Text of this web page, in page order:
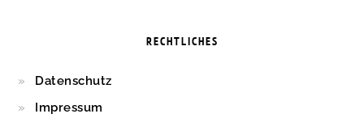
RECHTLICHES
Datenschutz
Impressum